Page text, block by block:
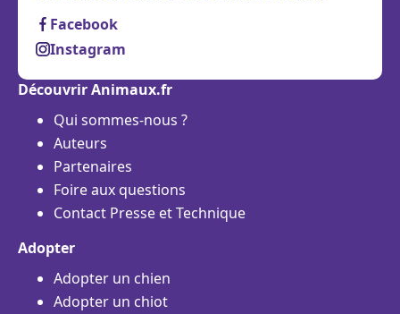
Facebook
Instagram
Découvrir Animaux.fr
Qui sommes-nous ?
Auteurs
Partenaires
Foire aux questions
Contact Presse et Technique
Adopter
Adopter un chien
Adopter un chiot